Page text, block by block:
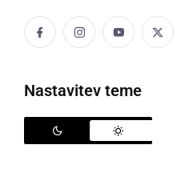
Nastavitev teme
Politika
Gospodarstvo